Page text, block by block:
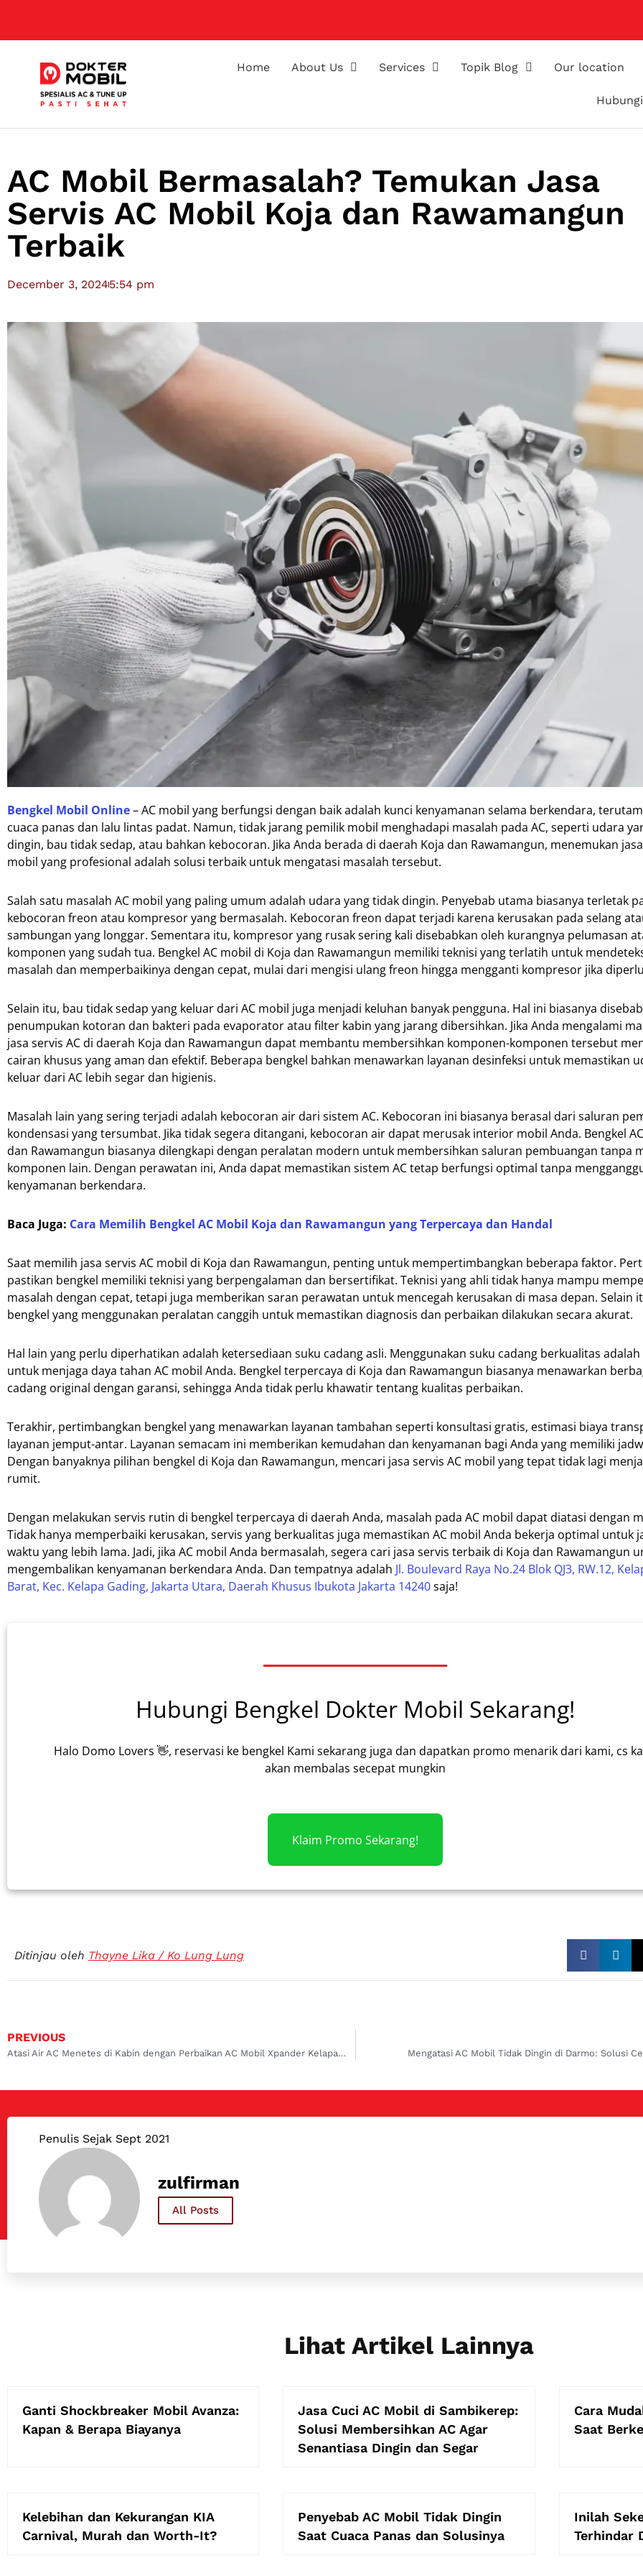
Home About Us Services Topik Blog Our location
AC Mobil Bermasalah? Temukan Jasa
Servis AC Mobil Koja dan Rawamangun
Terbaik
December 3, 20245:54 pm
Bengkel Mobil Online– AC mobil yang berfungsi dengan baik adalah kunci kenyamanan selama berkendara,
cuaca panas dan lalu lintas padat. Namun, tidak jarang pemilik mobil menghadapi masalah pada AC, seperti udara
dingin, bau tidak sedap, atau bahkan kebocoran. Jika Anda berada di daerah Koja dan Rawamangun, menemukan
mobil yang profesional adalah solusi terbaik untuk mengatasi masalah tersebut.
Salah satu masalah AC mobil yang paling umum adalah udara yang tidak dingin. Penyebab utama biasanya terletak
kebocoran freon atau kompresor yang bermasalah. Kebocoran freon dapat terjadi karena kerusakan pada selang
sambungan yang longgar. Sementara itu, kompresor yang rusak sering kali disebabkan oleh kurangnya pelumasan
komponen yang sudah tua. Bengkel AC mobil di Koja dan Rawamangun memiliki teknisi yang terlatih untuk
masalah dan memperbaikinya dengan cepat, mulai dari mengisi ulang freon hingga mengganti kompresor jika
Selain itu, bau tidak sedap yang keluar dari AC mobil juga menjadi keluhan banyak pengguna. Hal ini biasanya
penumpukan kotoran dan bakteri pada evaporator atau filter kabin yang jarang dibersihkan. Jika Anda mengalami
jasa servis AC di daerah Koja dan Rawamangun dapat membantu membersihkan komponen-komponen tersebut
cairan khusus yang aman dan efektif. Beberapa bengkel bahkan menawarkan layanan desinfeksi untuk memastikan
keluar dari AC lebih segar dan higienis.
Masalah lain yang sering terjadi adalah kebocoran air dari sistem AC. Kebocoran ini biasanya berasal dari saluran
kondensasi yang tersumbat. Jika tidak segera ditangani, kebocoran air dapat merusak interior mobil Anda. Bengkel
dan Rawamangun biasanya dilengkapi dengan peralatan modern untuk membersihkan saluran pembuangan tanpa
komponen lain. Dengan perawatan ini, Anda dapat memastikan sistem AC tetap berfungsi optimal tanpa
kenyamanan berkendara.
Baca Juga: Cara Memilih Bengkel AC Mobil Koja dan Rawamangun yang Terpercaya dan Handal
Saat memilih jasa servis AC mobil di Koja dan Rawamangun, penting untuk mempertimbangkan beberapa faktor.
pastikan bengkel memiliki teknisi yang berpengalaman dan bersertifikat. Teknisi yang ahli tidak hanya mampu
masalah dengan cepat, tetapi juga memberikan saran perawatan untuk mencegah kerusakan di masa depan. Selain
bengkel yang menggunakan peralatan canggih untuk memastikan diagnosis dan perbaikan dilakukan secara akurat.
Hal lain yang perlu diperhatikan adalah ketersediaan suku cadang asli. Menggunakan suku cadang berkualitas
untuk menjaga daya tahan AC mobil Anda. Bengkel terpercaya di Koja dan Rawamangun biasanya menawarkan
cadang original dengan garansi, sehingga Anda tidak perlu khawatir tentang kualitas perbaikan.
Terakhir, pertimbangkan bengkel yang menawarkan layanan tambahan seperti konsultasi gratis, estimasi biaya
layanan jemput-antar. Layanan semacam ini memberikan kemudahan dan kenyamanan bagi Anda yang memiliki
Dengan banyaknya pilihan bengkel di Koja dan Rawamangun, mencari jasa servis AC mobil yang tepat tidak lagi
rumit.
Dengan melakukan servis rutin di bengkel terpercaya di daerah Anda, masalah pada AC mobil dapat diatasi dengan
Tidak hanya memperbaiki kerusakan, servis yang berkualitas juga memastikan AC mobil Anda bekerja optimal untuk
waktu yang lebih lama. Jadi, jika AC mobil Anda bermasalah, segera cari jasa servis terbaik di Koja dan Rawamangun
mengembalikan kenyamanan berkendara Anda. Dan tempatnya adalah Jl. Boulevard Raya No.24 Blok QJ3, RW.12,
Barat, Kec. Kelapa Gading, Jakarta Utara, Daerah Khusus Ibukota Jakarta 14240saja!
Hubungi Bengkel Dokter Mobil Sekarang!
Halo Domo Lovers 👋, reservasi ke bengkel Kami sekarang juga dan dapatkan promo menarik dari kami, cs
akan membalas secepat mungkin
Klaim Promo Sekarang!
Ditinjau oleh Thayne Lika / Ko Lung Lung
PREVIOUS
Atasi Air AC Menetes di Kabin dengan Perbaikan AC Mobil Xpander Kelapa Gading dan Cempaka Putih
Penulis Sejak Sept 2021
zulfirman
All Posts
Lihat Artikel Lainnya
Ganti Shockbreaker Mobil Avanza:
Kapan & Berapa Biayanya
Jasa Cuci AC Mobil di Sambikerep:
Solusi Membersihkan AC Agar
Senantiasa Dingin dan Segar
Cara
Saat
Kelebihan dan Kekurangan KIA
Carnival, Murah dan Worth-It?
Penyebab AC Mobil Tidak Dingin
Saat Cuaca Panas dan Solusinya
Inilah
Terhindar